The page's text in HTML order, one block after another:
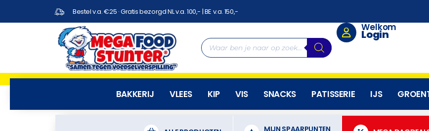
Bestel v.a. €25 · Gratis bezorgd NL v.a. 100,- | BE v.a. 150,-
Welkom
Login
BAKKERIJ VLEES KIP VIS SNACKS PATISSERIE IJS